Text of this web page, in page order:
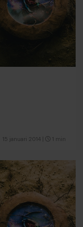
15 januari 2014 1 min